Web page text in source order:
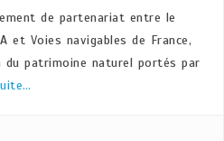
de partenariat entre le
et Voies navigables de France,
patrimoine naturel portés par